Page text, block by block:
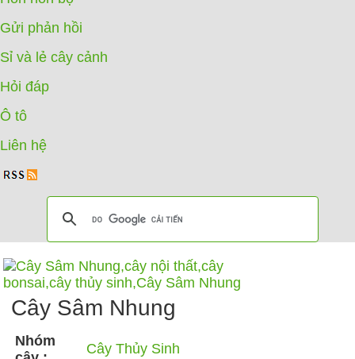
Gửi phản hồi
Sỉ và lẻ cây cảnh
Hỏi đáp
Ô tô
Liên hệ
Cây Sâm Nhung
Nhóm
Cây Thủy Sinh